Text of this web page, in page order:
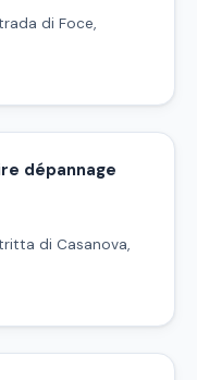
di Foce,
dépannage
di Casanova,